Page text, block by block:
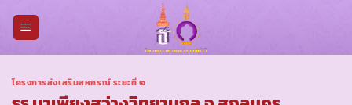
โครงการส่งเสริมสหกรณ์ ระยะที่ ๒